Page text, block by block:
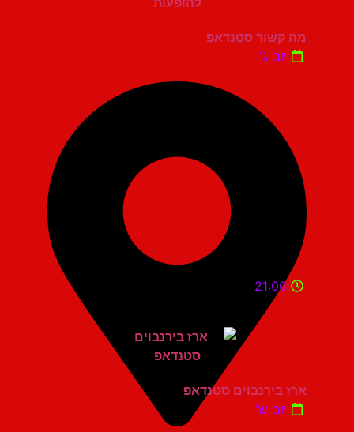
מה קשור סטנדאפ
יום ג'
21:00
ארז בירנבוים סטנדאפ
יום ש'